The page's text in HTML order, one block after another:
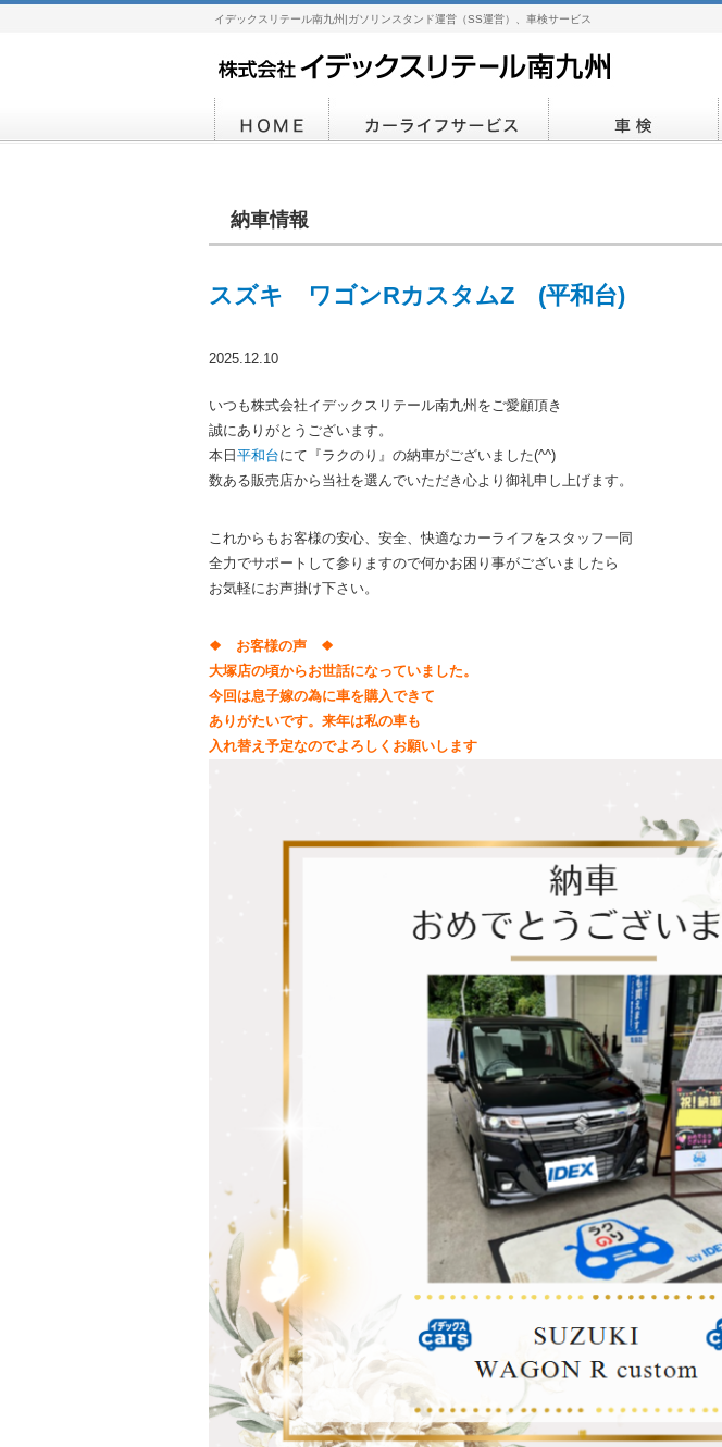
イデックスリテール南九州|ガソリンスタンド運営（SS運営）、車検サービス
納車情報
スズキ ワゴンRカスタムZ (平和台)
2025.12.10
いつも株式会社イデックスリテール南九州をご愛顧頂き
誠にありがとうございます。
本日 平和台にて『ラクのり』の納車がございました(^^)
数ある販売店から当社を選んでいただき心より御礼申し上げます。
これからもお客様の安心、安全、快適なカーライフをスタッフ一同
全力でサポートして参りますので何かお困り事がございましたら
お気軽にお声掛け下さい。
❖ お客様の声 ❖
大塚店の頃からお世話になっていました。
今回は息子嫁の為に車を購入できて
ありがたいです。来年は私の車も
入れ替え予定なのでよろしくお願いします